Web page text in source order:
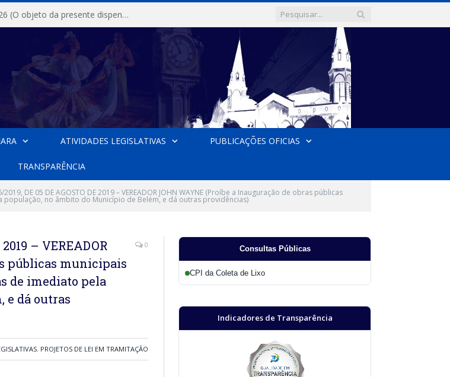
DISPENSA DE LICITAÇÃO Nº 03/2026 (O objeto da presente dispensa é a escolha da proposta mais vantajosa para a aquisição, de aparelhos de ar condicionado, tipo Split, com material de instalação e fogão industrial, conforme condições, quantidades e exigências estabelecidas no termo de referencia e neste aviso de contratação direta e seus anexos)
ATIVIDADES LEGISLATIVAS PUBLICAÇÕES OFICIAS
TRANSPARÊNCIA
2019, DE 05 DE AGOSTO DE 2019 – VEREADOR JOHN WAYNE (Proíbe a Inauguração de obras públicas
no âmbito do Município de Belém, e dá outras providências)
2019 – VEREADOR
públicas municipais
de imediato pela
e dá outras
0
, PROJETOS DE LEI EM TRAMITAÇÃO
Consultas Públicas
CPI da Coleta de Lixo
Indicadores de Transparência